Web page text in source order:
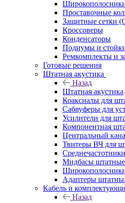
Проставочные
Защитные сетки
Кроссоверы
Конденсаторы
Подиумы и
Ремкомплекты и
Готовые решения
Штатная акустика
Назад
Штатная акустика
Коаксиалы для
Сабвуферы для
Усилители для
Компонентная
Центральный
Твитеры ВЧ для
Мидбасы штатные
Адаптеры
Кабель и
Назад